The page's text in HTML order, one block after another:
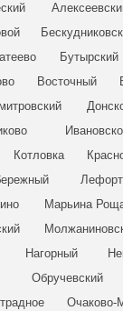
Бутырский
Восточный
Котловка
Марьина
Нагорный
Обручевский
Очаково-